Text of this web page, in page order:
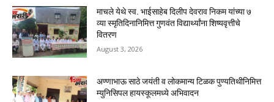
माचले येथे स्व. भाईसाहेब दिलीप देवराव निकम यांच्या ७
व्या स्मृतिदिनानिमित्त गुणवंत विद्यार्थ्यांना शिष्यवृत्तीचे
वितरण
August 3, 2026
अण्णाभाऊ साठे जयंती व लोकमान्य टिळक पुण्यतिथीनिमित्त
म्युनिसिपल हायस्कूलमध्ये अभिवादन